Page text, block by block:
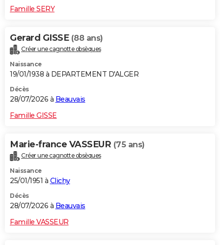
Famille SERY
Gerard GISSE (88 ans)
Créer une cagnotte obsèques
Naissance
19/01/1938 à DEPARTEMENT D'ALGER
Décès
28/07/2026 à Beauvais
Famille GISSE
Marie-france VASSEUR (75 ans)
Créer une cagnotte obsèques
Naissance
25/01/1951 à Clichy
Décès
28/07/2026 à Beauvais
Famille VASSEUR